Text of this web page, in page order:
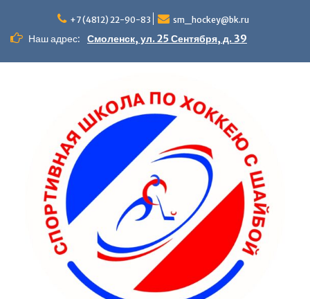
+7 (4812) 22-90-83 sm_hockey@bk.ru
Наш адрес: Смоленск, ул. 25 Сентября, д. 39